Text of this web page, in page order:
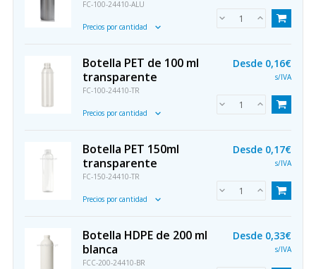
FC-100-24410-ALU
Precios por cantidad
Botella PET de 100 ml
transparente
FC-100-24410-TR
Precios por cantidad
Desde 0,16€
s/IVA
Botella PET 150ml
transparente
FC-150-24410-TR
Precios por cantidad
Desde 0,17€
s/IVA
Botella HDPE de 200 ml
blanca
FCC-200-24410-BR
Desde 0,33€
s/IVA